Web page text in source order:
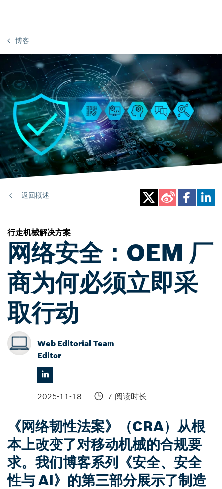
博客
返回概述
行走机械解决方案
网络安全：OEM 厂
商为何必须立即采
取行动
Web Editorial Team
Editor
2025-11-18 7 阅读时长
《网络韧性法案》（CRA）从根
本上改变了对移动机械的合规要
求。我们博客系列《安全、安全
性与 AI》的第三部分展示了制造